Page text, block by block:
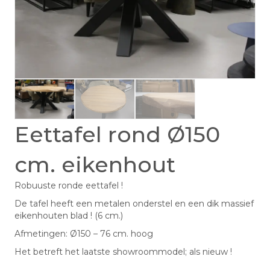
Eettafel rond Ø150
cm. eikenhout
Robuuste ronde eettafel !
De tafel heeft een metalen onderstel en een dik massief
eikenhouten blad ! (6 cm.)
Afmetingen: Ø150 – 76 cm. hoog
Het betreft het laatste showroommodel; als nieuw !